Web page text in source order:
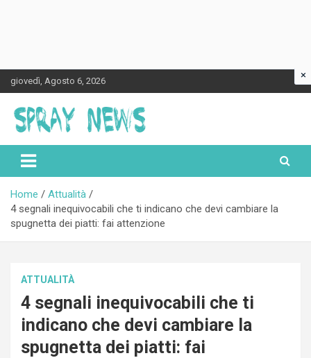
Skip
to
content
giovedì, Agosto 6, 2026
Spraynews.it
Home
Attualità
4 segnali inequivocabili che ti indicano che devi cambiare la
spugnetta dei piatti: fai attenzione
ATTUALITÀ
4 segnali inequivocabili che ti
indicano che devi cambiare la
spugnetta dei piatti: fai
×